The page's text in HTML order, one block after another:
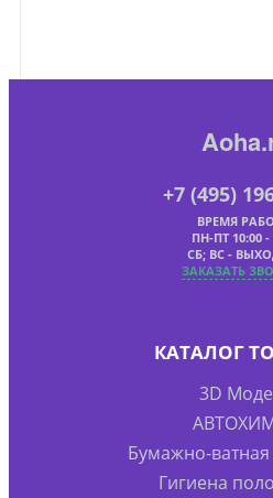
+7 (495)
ВРЕМЯ
ПН-ПТ 10:00 -
СБ; ВС -
ЗАКАЗАТЬ
КАТАЛОГ
3D
Бумажно-
Гигиена